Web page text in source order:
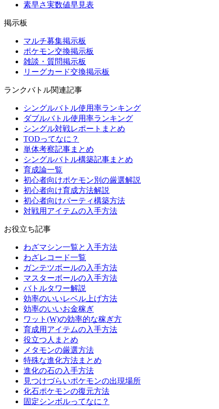
素早さ実数値早見表
掲示板
マルチ募集掲示板
ポケモン交換掲示板
雑談・質問掲示板
リーグカード交換掲示板
ランクバトル関連記事
シングルバトル使用率ランキング
ダブルバトル使用率ランキング
シングル対戦レポートまとめ
TODってなに？
単体考察記事まとめ
シングルバトル構築記事まとめ
育成論一覧
初心者向けポケモン別の厳選解説
初心者向け育成方法解説
初心者向けパーティ構築方法
対戦用アイテムの入手方法
お役立ち記事
わざマシン一覧と入手方法
わざレコード一覧
ガンテツボールの入手方法
マスターボールの入手方法
バトルタワー解説
効率のいいレベル上げ方法
効率のいいお金稼ぎ
ワット(W)の効率的な稼ぎ方
育成用アイテムの入手方法
役立つ人まとめ
メタモンの厳選方法
特殊な進化方法まとめ
進化の石の入手方法
見つけづらいポケモンの出現場所
化石ポケモンの復元方法
固定シンボルってなに？